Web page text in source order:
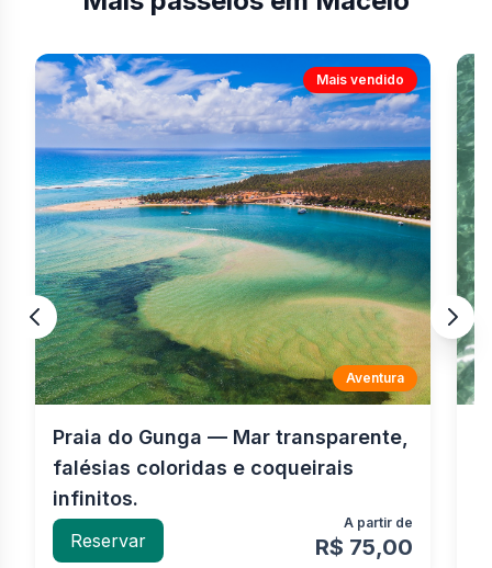
Mais vendido
Aventura
Praia do Gunga — Mar transparente,
falésias coloridas e coqueirais
infinitos.
Reservar
A partir de
R$ 75,00